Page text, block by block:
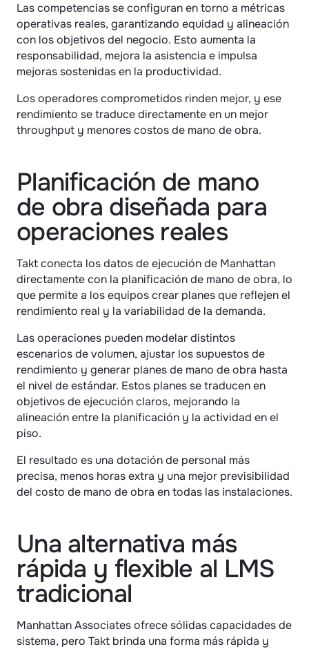
Las competencias se configuran en torno a métricas
operativas reales, garantizando equidad y alineación
con los objetivos del negocio. Esto aumenta la
responsabilidad, mejora la asistencia e impulsa
mejoras sostenidas en la productividad.
Los operadores comprometidos rinden mejor, y ese
rendimiento se traduce directamente en un mejor
throughput y menores costos de mano de obra.
Planificación de mano
de obra diseñada para
operaciones reales
Takt conecta los datos de ejecución de Manhattan
directamente con la planificación de mano de obra, lo
que permite a los equipos crear planes que reflejen el
rendimiento real y la variabilidad de la demanda.
Las operaciones pueden modelar distintos
escenarios de volumen, ajustar los supuestos de
rendimiento y generar planes de mano de obra hasta
el nivel de estándar. Estos planes se traducen en
objetivos de ejecución claros, mejorando la
alineación entre la planificación y la actividad en el
piso.
El resultado es una dotación de personal más
precisa, menos horas extra y una mejor previsibilidad
del costo de mano de obra en todas las instalaciones.
Una alternativa más
rápida y flexible al LMS
tradicional
Manhattan Associates ofrece sólidas capacidades de
sistema, pero Takt brinda una forma más rápida y